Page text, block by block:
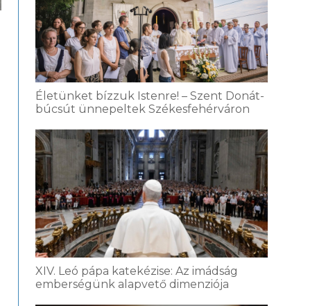
Életünket bízzuk Istenre! – Szent Donát-
búcsút ünnepeltek Székesfehérváron
XIV. Leó pápa katekézise: Az imádság
emberségünk alapvető dimenziója